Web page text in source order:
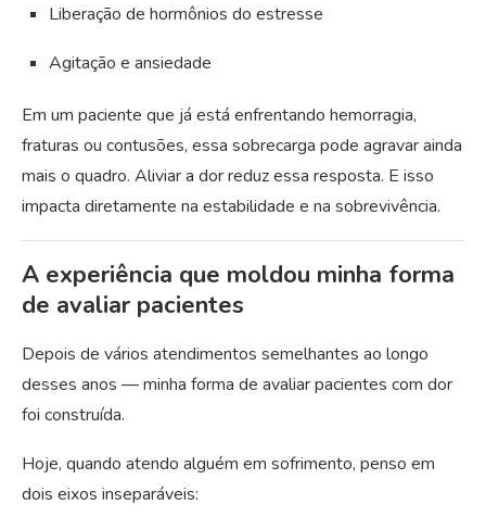
Liberação de hormônios do estresse
Agitação e ansiedade
Em um paciente que já está enfrentando hemorragia,
fraturas ou contusões, essa sobrecarga pode agravar ainda
mais o quadro. Aliviar a dor reduz essa resposta. E isso
impacta diretamente na estabilidade e na sobrevivência.
A experiência que moldou minha forma
de avaliar pacientes
Depois de vários atendimentos semelhantes ao longo
desses anos — minha forma de avaliar pacientes com dor
foi construída.
Hoje, quando atendo alguém em sofrimento, penso em
dois eixos inseparáveis: